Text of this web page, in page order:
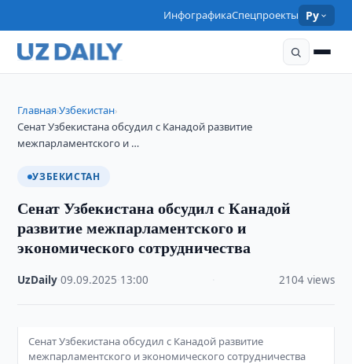
ИнфографикаСпецпроекты Ру
Главная›Узбекистан›
Сенат Узбекистана обсудил с Канадой развитие
межпарламентского и …
УЗБЕКИСТАН
Сенат Узбекистана обсудил с Канадой
развитие межпарламентского и
экономического сотрудничества
UzDaily ·09.09.2025 13:00 2104 views
Сенат Узбекистана обсудил с Канадой развитие
межпарламентского и экономического сотрудничества